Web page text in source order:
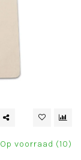
Op voorraad (10)